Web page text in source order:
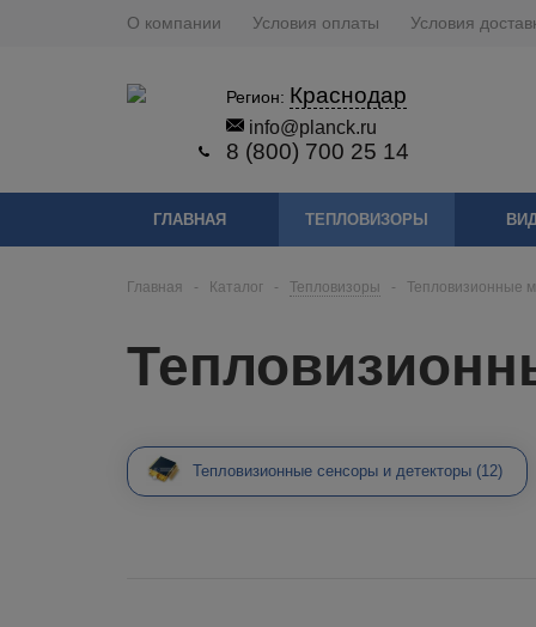
О компании Условия оплаты Условия
Регион: Краснодар
info@planck.ru
8 (800) 700 25 14
ГЛАВНАЯ ТЕПЛОВИЗОРЫ
Главная - Каталог - Тепловизоры - Тепловизионные
Тепловизионные сенсоры и детекторы (12)